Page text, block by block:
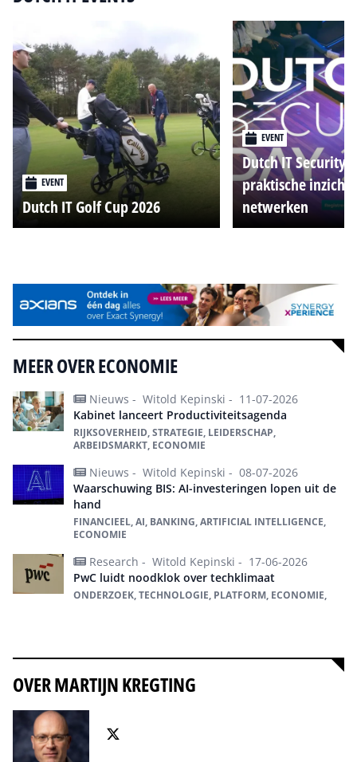
EVENT
Dutch IT Golf Cup 2026
EVENT
Dutch IT Security
praktische
netwerken
MEER OVER ECONOMIE
Nieuws - Witold Kepinski - 11-07-2026
Kabinet lanceert Productiviteitsagenda
RIJKSOVERHEID, STRATEGIE, LEIDERSCHAP,
ARBEIDSMARKT, ECONOMIE
Nieuws - Witold Kepinski - 08-07-2026
Waarschuwing BIS: AI-investeringen lopen uit de
hand
FINANCIEEL, AI, BANKING, ARTIFICIAL INTELLIGENCE,
ECONOMIE
Research - Witold Kepinski - 17-06-2026
PwC luidt noodklok over techklimaat
ONDERZOEK, TECHNOLOGIE, PLATFORM, ECONOMIE,
OVER MARTIJN KREGTING